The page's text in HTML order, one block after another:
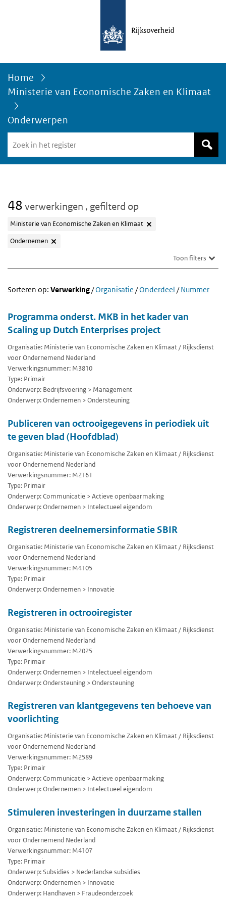
Home
Ministerie van Economische Zaken en Klimaat
Onderwerpen
in
het
48 verwerkingen , gefilterd op
Ministerie van Economische Zaken en Klimaat
Ondernemen
Toon filters
Sorteren op: Verwerking/Organisatie /Onderdeel /Nummer
Programma onderst. MKB in het kader van
Scaling up Dutch Enterprises project
Organisatie: Ministerie van Economische Zaken en Klimaat / Rijksdienst
voor Ondernemend Nederland
Verwerkingsnummer: M3810
Type: Primair
Onderwerp: Bedrijfsvoering > Management
Onderwerp: Ondernemen > Ondersteuning
Publiceren van octrooigegevens in periodiek uit
te geven blad (Hoofdblad)
Organisatie: Ministerie van Economische Zaken en Klimaat / Rijksdienst
voor Ondernemend Nederland
Verwerkingsnummer: M2161
Type: Primair
Onderwerp: Communicatie > Actieve openbaarmaking
Onderwerp: Ondernemen > Intelectueel eigendom
Registreren deelnemersinformatie SBIR
Organisatie: Ministerie van Economische Zaken en Klimaat / Rijksdienst
voor Ondernemend Nederland
Verwerkingsnummer: M4105
Type: Primair
Onderwerp: Ondernemen > Innovatie
Registreren in octrooiregister
Organisatie: Ministerie van Economische Zaken en Klimaat / Rijksdienst
voor Ondernemend Nederland
Verwerkingsnummer: M2025
Type: Primair
Onderwerp: Ondernemen > Intelectueel eigendom
Onderwerp: Ondersteuning > Ondersteuning
Registreren van klantgegevens ten behoeve van
voorlichting
Organisatie: Ministerie van Economische Zaken en Klimaat / Rijksdienst
voor Ondernemend Nederland
Verwerkingsnummer: M2589
Type: Primair
Onderwerp: Communicatie > Actieve openbaarmaking
Onderwerp: Ondernemen > Intelectueel eigendom
Stimuleren investeringen in duurzame stallen
Organisatie: Ministerie van Economische Zaken en Klimaat / Rijksdienst
voor Ondernemend Nederland
Verwerkingsnummer: M4107
Type: Primair
Onderwerp: Subsidies > Nederlandse subsidies
Onderwerp: Ondernemen > Innovatie
Onderwerp: Handhaven > Fraudeonderzoek